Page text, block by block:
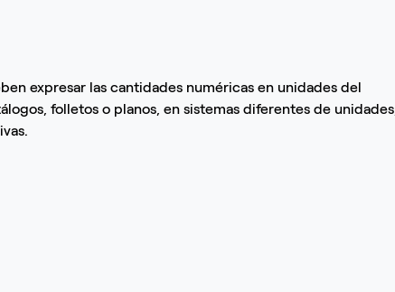
expresar las cantidades numéricas en unidades del
folletos o planos, en sistemas diferentes de unidades,